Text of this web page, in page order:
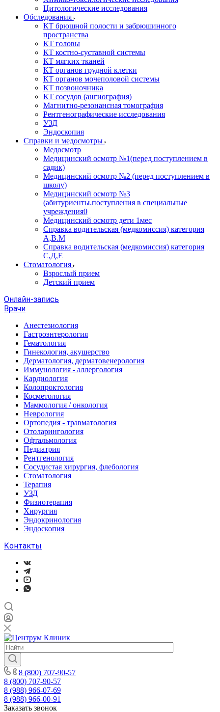
Цитологические исследования
Обследования
КТ брюшной полости и забрюшинного
пространства
КТ головы
КТ костно-суставной системы
КТ мягких тканей
КТ органов грудной клетки
КТ органов мочеполовой системы
КТ позвоночника
КТ сосудов (ангиография)
Магнитно-резонансная томография
Рентгенографические исследования
УЗД
Эндоскопия
Справки и медосмотры
Медосмотр
Медицинский осмотр №1(перед поступлением в
садик)
Медицинский осмотр №2 (перед поступлением в
школу)
Медицинский осмотр №3
(абитуриенты.поступления в специальные
учреждения0
Медицинский осмотр дети 1мес
Справка водительская (медкомиссия) категория
А,В.М
Справка водительская (медкомиссия) категория
С,Д,Е
Стоматология
Взрослый прием
Детский прием
Онлайн-запись
Врачи
Анестезиология
Гастроэнтерология
Гематология
Гинекология, акушерство
Дерматология, дерматовенерология
Иммунология - аллергология
Кардиология
Колопроктология
Косметология
Маммология / онкология
Неврология
Ортопедия - травматология
Отоларингология
Офтальмология
Педиатрия
Рентгенология
Сосудистая хирургия, флебология
Стоматология
Терапия
УЗД
Физиотерапия
Хирургия
Эндокринология
Эндоскопия
Контакты
8 (800) 707-90-57
8 (800) 707-90-57
8 (988) 966-07-69
8 (988) 966-00-91
Заказать звонок